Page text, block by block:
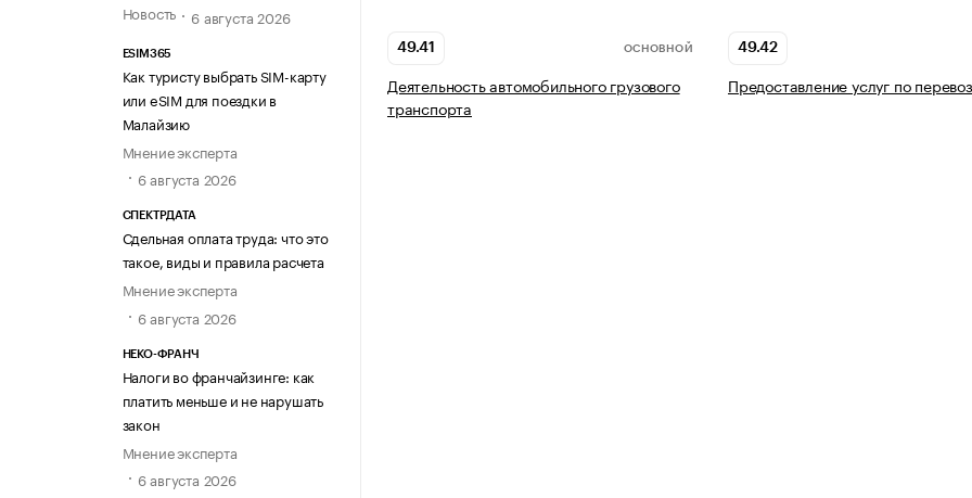
Новость
6 августа 2026
ESIM365
Как туристу выбрать SIM-карту
или eSIM для поездки в
Малайзию
Мнение эксперта
6 августа 2026
СПЕКТРДАТА
Сдельная оплата труда: что это
такое, виды и правила расчета
Мнение эксперта
6 августа 2026
НЕКО-ФРАНЧ
Налоги во франчайзинге: как
платить меньше и не нарушать
закон
Мнение эксперта
6 августа 2026
49.41 ОСНОВНОЙ
Деятельность автомобильного грузового
транспорта
49.42
Предоставление услуг по